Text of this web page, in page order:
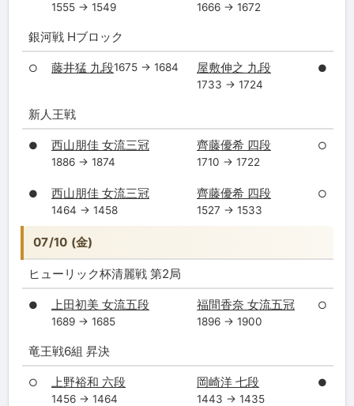
1555 → 1549 1666 → 1672
銀河戦 Hブロック
○ 藤井猛 九段1675 → 1684 屋敷伸之 九段
1733 → 1724
●
新人王戦
● 西山朋佳 女流三冠
1886 → 1874
齊藤優希 四段
1710 → 1722
○
● 西山朋佳 女流三冠
1464 → 1458
齊藤優希 四段
1527 → 1533
○
07/10 (金)
ヒューリック杯清麗戦 第2局
● 上田初美 女流五段
1689 → 1685
福間香奈 女流五冠
1896 → 1900
○
竜王戦6組 昇決
○ 上野裕和 六段
1456 → 1464
岡崎洋 七段
1443 → 1435
●